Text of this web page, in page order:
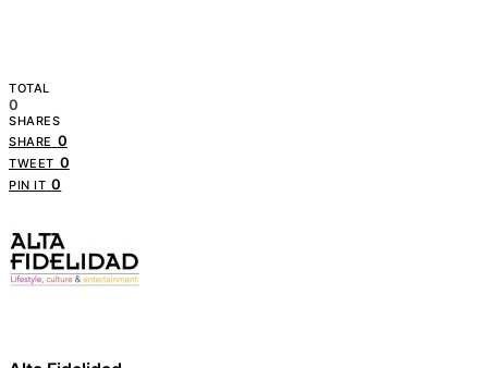
TOTAL
0
SHARES
SHARE 0
TWEET 0
PIN IT 0